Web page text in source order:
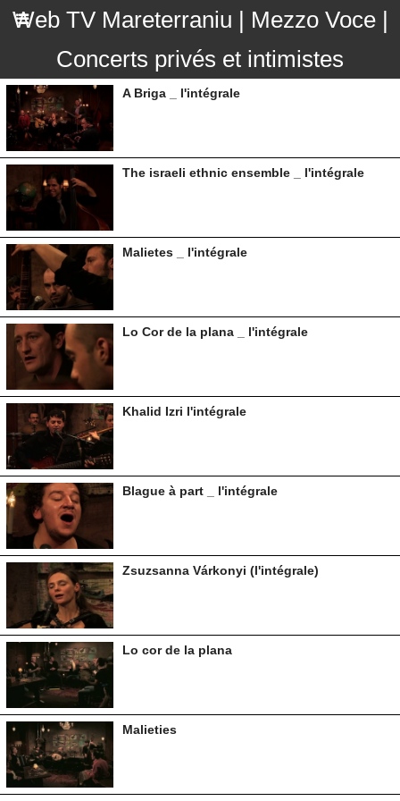
Web TV Mareterraniu | Mezzo Voce |
Concerts privés et intimistes
A Briga _ l'intégrale
The israeli ethnic ensemble _ l'intégrale
Malietes _ l'intégrale
Lo Cor de la plana _ l'intégrale
Khalid Izri l'intégrale
Blague à part _ l'intégrale
Zsuzsanna Várkonyi (l'intégrale)
Lo cor de la plana
Malieties